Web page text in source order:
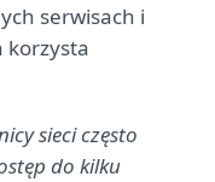
serwisach i
korzysta
sieci często
do kilku